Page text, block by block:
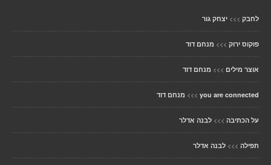
לחבק >>> יצחק גור
פוקוס ירוק >>> מנחם דוד
אוצר מילים >>> מנחם דוד
you are connected
>>> מנחם דוד
על הכתיבה >>> לבנה אדלר
תפילה >>> לבנה אדלר